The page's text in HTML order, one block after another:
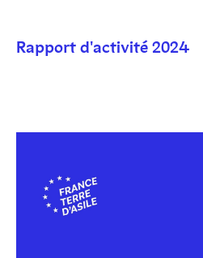
Rapport d'activité 2024